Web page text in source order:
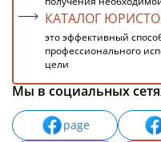
КАТАЛОГ
это эффективный
профессионального
цели
Мы в социальных
page